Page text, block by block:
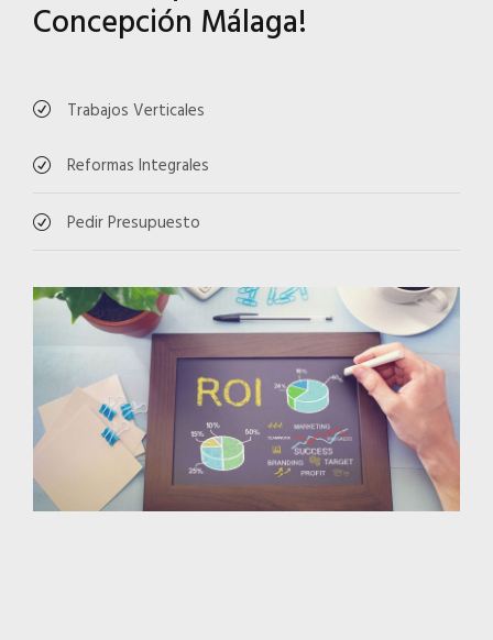
Concepción Málaga!
Trabajos Verticales
Reformas Integrales
Pedir Presupuesto